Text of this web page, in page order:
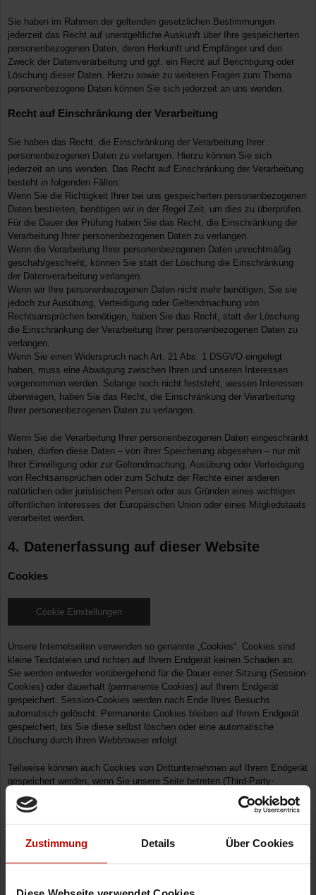
Zustimmung Details Über Cookies
Sie haben im Rahmen der geltenden gesetzlichen Bestimmungen
jederzeit das Recht auf unentgeltliche Auskunft über Ihre gespeicherten
personenbezogenen Daten, deren Herkunft und Empfänger und den
Zweck der Datenverarbeitung und ggf. ein Recht auf Berichtigung oder
Löschung dieser Daten. Hierzu sowie zu weiteren Fragen zum Thema
personenbezogene Daten können Sie sich jederzeit an uns wenden.
Recht auf Einschränkung der Verarbeitung
Sie haben das Recht, die Einschränkung der Verarbeitung Ihrer
personenbezogenen Daten zu verlangen. Hierzu können Sie sich
jederzeit an uns wenden. Das Recht auf Einschränkung der Verarbeitung
besteht in folgenden Fällen:
Wenn Sie die Richtigkeit Ihrer bei uns gespeicherten personenbezogenen
Daten bestreiten, benötigen wir in der Regel Zeit, um dies zu überprüfen.
Für die Dauer der Prüfung haben Sie das Recht, die Einschränkung der
Verarbeitung Ihrer personenbezogenen Daten zu verlangen.
Wenn die Verarbeitung Ihrer personenbezogenen Daten unrechtmäßig
geschah/geschieht, können Sie statt der Löschung die Einschränkung
der Datenverarbeitung verlangen.
Wenn wir Ihre personenbezogenen Daten nicht mehr benötigen, Sie sie
jedoch zur Ausübung, Verteidigung oder Geltendmachung von
Rechtsansprüchen benötigen, haben Sie das Recht, statt der Löschung
die Einschränkung der Verarbeitung Ihrer personenbezogenen Daten zu
verlangen.
Wenn Sie einen Widerspruch nach Art. 21 Abs. 1 DSGVO eingelegt
haben, muss eine Abwägung zwischen Ihren und unseren Interessen
vorgenommen werden. Solange noch nicht feststeht, wessen Interessen
überwiegen, haben Sie das Recht, die Einschränkung der Verarbeitung
Ihrer personenbezogenen Daten zu verlangen.
Wenn Sie die Verarbeitung Ihrer personenbezogenen Daten eingeschränkt
haben, dürfen diese Daten – von ihrer Speicherung abgesehen – nur mit
Ihrer Einwilligung oder zur Geltendmachung, Ausübung oder Verteidigung
von Rechtsansprüchen oder zum Schutz der Rechte einer anderen
natürlichen oder juristischen Person oder aus Gründen eines wichtigen
öffentlichen Interesses der Europäischen Union oder eines Mitgliedstaats
verarbeitet werden.
4. Datenerfassung auf dieser Website
Cookies
Cookie Einstellungen
Unsere Internetseiten verwenden so genannte „Cookies“. Cookies sind
kleine Textdateien und richten auf Ihrem Endgerät keinen Schaden an.
Sie werden entweder vorübergehend für die Dauer einer Sitzung (Session-
Cookies) oder dauerhaft (permanente Cookies) auf Ihrem Endgerät
gespeichert. Session-Cookies werden nach Ende Ihres Besuchs
automatisch gelöscht. Permanente Cookies bleiben auf Ihrem Endgerät
gespeichert, bis Sie diese selbst löschen oder eine automatische
Löschung durch Ihren Webbrowser erfolgt.
Teilweise können auch Cookies von Drittunternehmen auf Ihrem Endgerät
gespeichert werden, wenn Sie unsere Seite betreten (Third-Party-
Cookies). Diese ermöglichen uns oder Ihnen die Nutzung bestimmter
Dienstleistungen des Drittunternehmens (z. B. Cookies zur Abwicklung
Cookies haben verschiedene Funktionen. Zahlreiche Cookies sind
technisch notwendig, da bestimmte Websitefunktionen ohne diese nicht
Videos). Andere Cookies dienen dazu, das Nutzerverhalten auszuwerten